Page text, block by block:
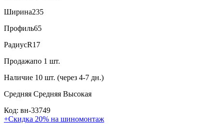
Ширина235
Профиль65
РадиусR17
Продажапо 1 шт.
Наличие 10 шт. (через 4-7 дн.)
Средняя Средняя Высокая
Код: вн-33749
+Скидка 20% на шиномонтаж